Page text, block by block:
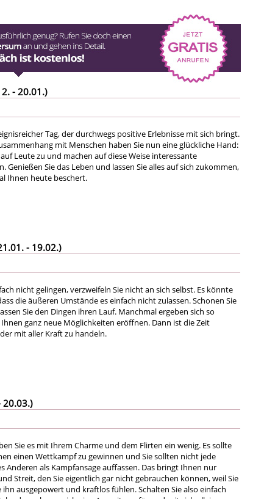
- 20.01.)
Tag, der durchwegs positive Erlebnisse mit sich bringt.
mit Menschen haben Sie nun eine glückliche Hand:
Leute zu und machen auf diese Weise interessante
Genießen Sie das Leben und lassen Sie alles auf sich zukommen,
Ihnen heute beschert.
- 19.02.)
nicht gelingen, verzweifeln Sie nicht an sich selbst. Es könnte
die äußeren Umstände es einfach nicht zulassen. Schonen Sie
Sie den Dingen ihren Lauf. Manchmal ergeben sich so
ganz neue Möglichkeiten eröffnen. Dann ist die Zeit
mit aller Kraft zu handeln.
20.03.)
Sie es mit Ihrem Charme und dem Flirten ein wenig. Es sollte
einen Wettkampf zu gewinnen und Sie sollten nicht jede
Anderen als Kampfansage auffassen. Das bringt Ihnen nur
Streit, den Sie eigentlich gar nicht gebrauchen können, weil Sie
ihn ausgepowert und kraftlos fühlen. Schalten Sie also einfach